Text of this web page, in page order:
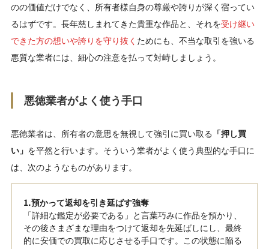
のの価値だけでなく、所有者様自身の尊厳や誇りが深く宿ってい
るはずです。長年慈しまれてきた貴重な作品と、それを受け継い
できた方の想いや誇りを守り抜く ためにも、不当な取引を強いる
悪質な業者には、細心の注意を払って対峙しましょう。
悪徳業者がよく使う手口
悪徳業者は、所有者の意思を無視して強引に買い取る 「押し買
い」 を平然と行います。そういう業者がよく使う典型的な手口に
は、次のようなものがあります。
1.預かって返却を引き延ばす強奪
「詳細な鑑定が必要である」と言葉巧みに作品を預かり、
その後さまざまな理由をつけて返却を先延ばしにし、最終
的に安価での買取に応じさせる手口です。この状態に陥る